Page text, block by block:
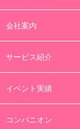
会社案内
サービス紹介
イベント実績
コンパニオン